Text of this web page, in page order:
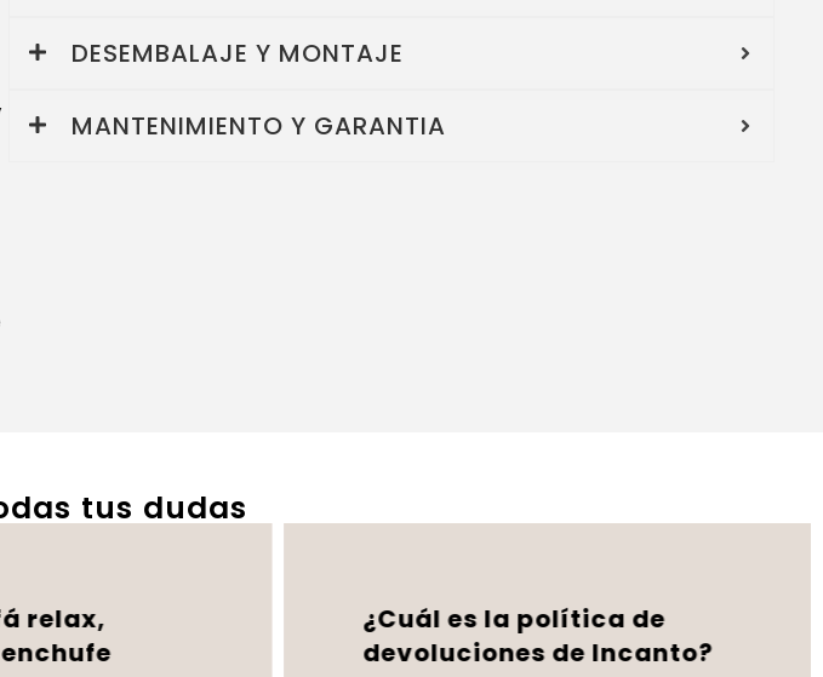
DESEMBALAJE Y MONTAJE
MANTENIMIENTO Y GARANTIA
tus dudas
relax,
¿Cuál es la política de
devoluciones de Incanto?